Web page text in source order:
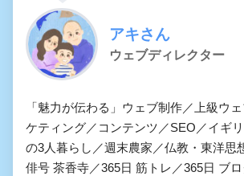
アキさん
ウェブディレクター
「魅力が伝わる」ウェブ制作／上級ウ
ケティング／コンテンツ／SEO／イギ
の3人暮らし／週末農家／仏教・東洋思
俳号 茶香寺／365日 筋トレ／365日 ブ